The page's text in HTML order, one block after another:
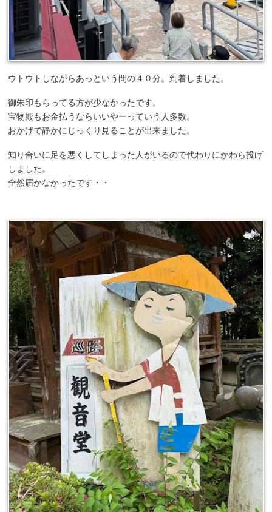
ウトウトしながらあっという間の４０分。到着しました。
御朱印もらってる方が少なかったです。
宝物殿もお金払うならいいやーっていう人多数。
おかげで静かにじっくり見ることが出来ました。
知り合いに足を悪くしてしまった人がいるので代わりにかわら投げ
しました。
全然届かなかったです・・